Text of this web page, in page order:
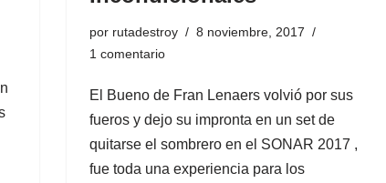
por rutadestroy
8 noviembre, 2017
1 comentario
El Bueno de Fran Lenaers volvió por sus
fueros y dejo su impronta en un set de
quitarse el sombrero en el SONAR 2017 ,
fue toda una experiencia para los